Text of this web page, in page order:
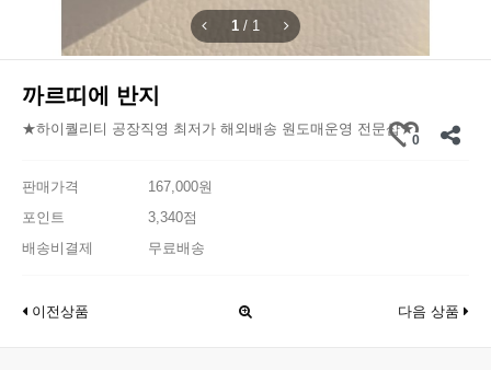
1 / 1
까르띠에 반지
★하이퀄리티 공장직영 최저가 해외배송 원도매운영 전문샵★
0
판매가격
167,000원
포인트
3,340점
배송비결제
무료배송
이전상품 다음 상품